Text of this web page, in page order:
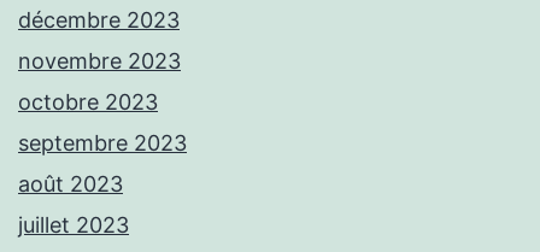
décembre 2023
novembre 2023
octobre 2023
septembre 2023
août 2023
juillet 2023